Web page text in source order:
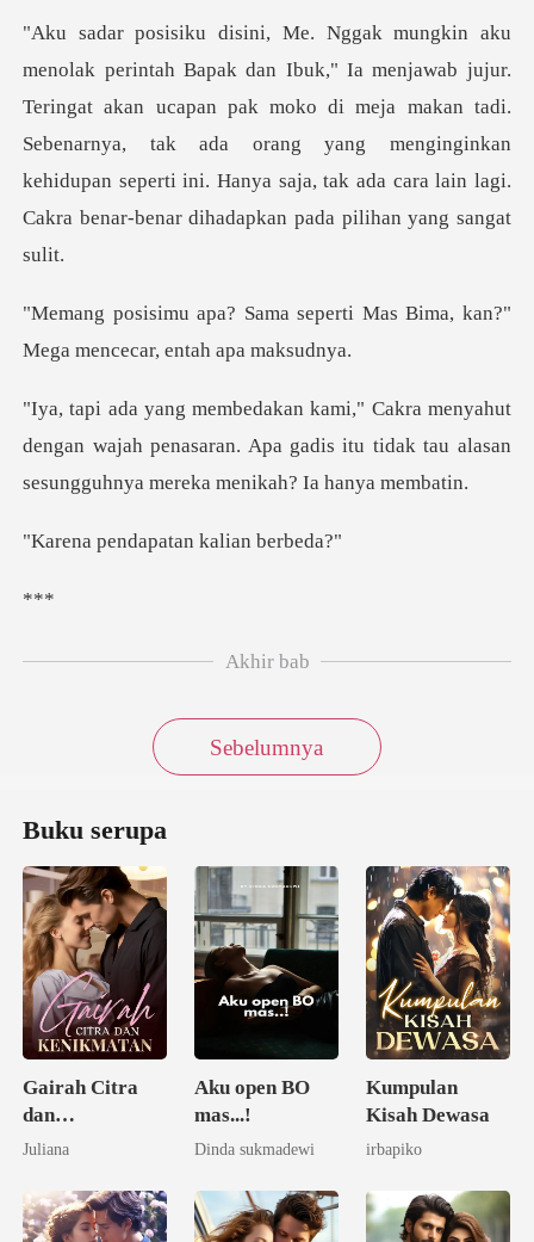
ringat akan ucapan pak moko di meja makan tadi.
Sebenarnya, tak ada orang yang menginginkan
kehidupan sep
perti Mas Bima, kan?"
Mega me
dengan wajah penasaran. Apa gadis itu tidak tau ala
dapatan kal
*
Akhir bab
Sebelumnya
Buku serupa
Gairah Citra
dan
Kenikmatan
Juliana
Aku open BO
mas...!
Dinda sukmadewi
Kumpulan
Kisah Dewasa
irbapiko